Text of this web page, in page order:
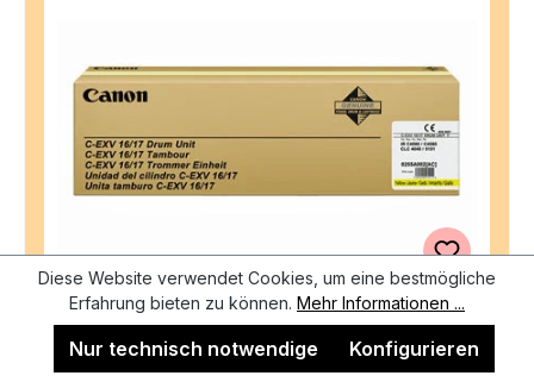
CANON Drum C-EXV 16/17 yellow 0255B002 IR
C4080 60'000 Seiten
Diese Website verwendet Cookies, um eine bestmögliche
Erfahrung bieten zu können. Mehr Informationen ...
Nur technisch notwendige Konfigurieren